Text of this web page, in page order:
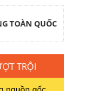
TOÀN QUỐC
TRỘI